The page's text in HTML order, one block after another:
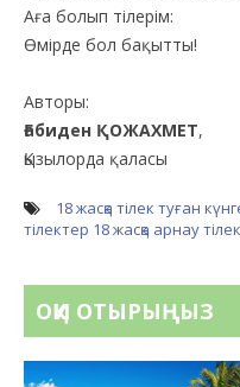
Аға болып тілерім:
Өмірде бол бақытты!
Авторы:
Ғабиден ҚОЖАХМЕТ,
Қызылорда қаласы
18 жасқа тілек туған
тілектер 18 жасқа арнау
ОҚИ ОТЫРЫҢЫЗ